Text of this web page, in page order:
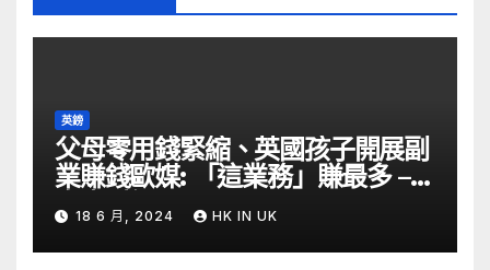
英鎊
父母零用錢緊縮、英國孩子開展副
業賺錢歐媒: 「這業務」賺最多 –
自由財經
18 6 月, 2024 HK IN UK